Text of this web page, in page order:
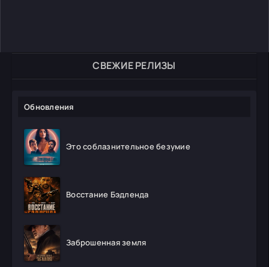
СВЕЖИЕ РЕЛИЗЫ
Обновления
Это соблазнительное безумие
Восстание Бэдленда
Заброшенная земля